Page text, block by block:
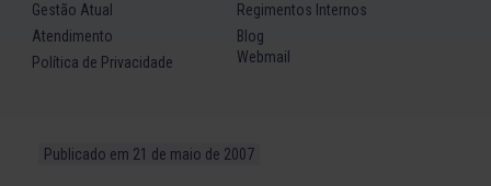
Gestão Atual
Regimentos Internos
Atendimento
Blog
Política de Privacidade
Webmail
Publicado em 21 de maio de 2007